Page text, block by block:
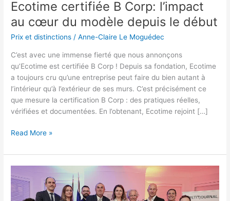
Ecotime certifiée B Corp: l’impact
au cœur du modèle depuis le début
Prix et distinctions /Anne-Claire Le Moguédec
C’est avec une immense fierté que nous annonçons
qu’Ecotime est certifiée B Corp ! Depuis sa fondation, Ecotime
a toujours cru qu’une entreprise peut faire du bien autant à
l’intérieur qu’à l’extérieur de ses murs. C’est précisément ce
que mesure la certification B Corp : des pratiques réelles,
vérifiées et documentées. En l’obtenant, Ecotime rejoint […]
Read More »
récompensée
aux